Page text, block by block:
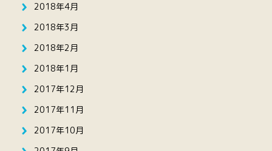
2018年4月
2018年3月
2018年2月
2018年1月
2017年12月
2017年11月
2017年10月